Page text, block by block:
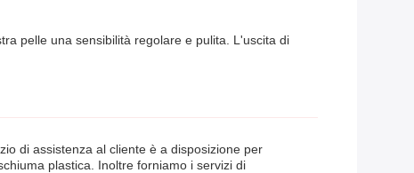
pelle una sensibilità regolare e pulita. L'uscita di
di assistenza al cliente è a disposizione per
plastica. Inoltre forniamo i servizi di